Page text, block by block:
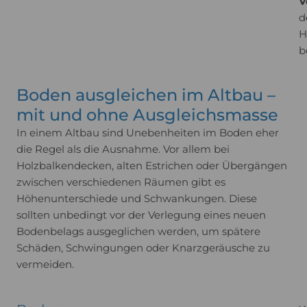
Boden ausgleichen im Altbau –
mit und ohne Ausgleichsmasse
In einem Altbau sind Unebenheiten im Boden eher
die Regel als die Ausnahme. Vor allem bei
Holzbalkendecken, alten Estrichen oder Übergängen
zwischen verschiedenen Räumen gibt es
Höhenunterschiede und Schwankungen. Diese
sollten unbedingt vor der Verlegung eines neuen
Bodenbelags ausgeglichen werden, um spätere
Schäden, Schwingungen oder Knarzgeräusche zu
vermeiden.